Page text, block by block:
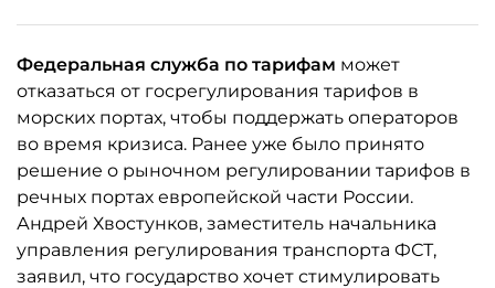
Федеральная служба по тарифам может
отказаться от госрегулирования тарифов в
морских портах, чтобы поддержать операторов
во время кризиса. Ранее уже было принято
решение о рыночном регулировании тарифов в
речных портах европейской части России.
Андрей Хвостунков, заместитель начальника
управления регулирования транспорта ФСТ,
заявил, что государство хочет стимулировать